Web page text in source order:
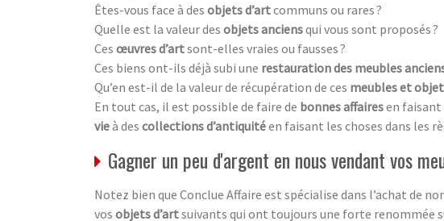
Êtes-vous face à des objets d’artcommuns ou rares ?
Quelle est la valeur des objets anciensqui vous sont proposés ?
Ces œuvres d’artsont-elles vraies ou fausses ?
Ces biens ont-ils déjà subi une restauration des meubles
Qu’en est-il de la valeur de récupération de ces meubles et
En tout cas, il est possible de faire de bonnes affairesen faisant
vieà des collections d’antiquitéen faisant les choses dans les
Gagner un peu d'argent en nous vendant vos
Notez bien que Conclue Affaire est spécialise dans l’achat de
vos objets d’artsuivants qui ont toujours une forte renommée